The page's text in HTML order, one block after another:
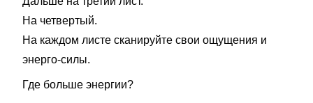
На четвертый.
На каждом листе сканируйте свои ощущения и
энерго-силы.
Где больше энергии?